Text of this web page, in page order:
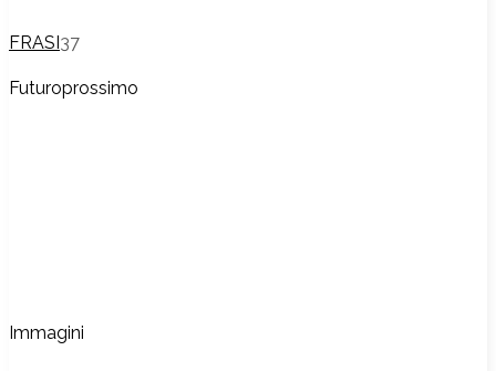
FRASI 37
Futuroprossimo
Immagini